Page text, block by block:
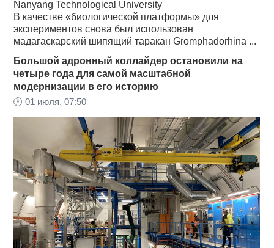
Nanyang Technological University
В качестве «биологической платформы» для
экспериментов снова был использован
мадагаскарский шипящий таракан Gromphadorhina ...
Большой адронный коллайдер остановили на
четыре года для самой масштабной
модернизации в его историю
🕛01 июля, 07:50